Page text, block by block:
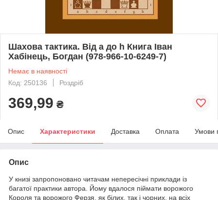
Шахова тактика. Від a до h Книга Іван
Хабінець, Богдан (978-966-10-6249-7)
Немає в наявності
Код: 250136
Роздріб
369,99 ₴
Опис Характеристики Доставка Оплата Умови
Опис
У книзі запропоновано читачам непересічні приклади із
багатої практики автора. Йому вдалося піймати ворожого
Короля та ворожого Ферзя, як білих, так і чорних, на всіх